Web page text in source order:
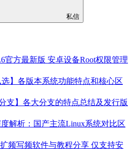
私信
官方最新版 安卓设备Root权限管理
选】各版本系统功能特点和核心区
支】各大分支的特点总结及发行版
度解析：国产主流Linux系统对比区
扩频写频软件与教程分享 仅支持安